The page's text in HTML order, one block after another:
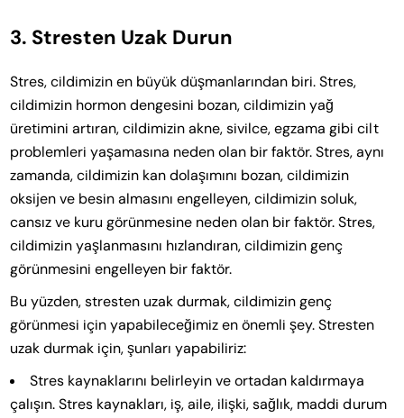
3. Stresten Uzak Durun
Stres, cildimizin en büyük düşmanlarından biri. Stres,
cildimizin hormon dengesini bozan, cildimizin yağ
üretimini artıran, cildimizin akne, sivilce, egzama gibi cilt
problemleri yaşamasına neden olan bir faktör. Stres, aynı
zamanda, cildimizin kan dolaşımını bozan, cildimizin
oksijen ve besin almasını engelleyen, cildimizin soluk,
cansız ve kuru görünmesine neden olan bir faktör. Stres,
cildimizin yaşlanmasını hızlandıran, cildimizin genç
görünmesini engelleyen bir faktör.
Bu yüzden, stresten uzak durmak, cildimizin genç
görünmesi için yapabileceğimiz en önemli şey. Stresten
uzak durmak için, şunları yapabiliriz:
Stres kaynaklarını belirleyin ve ortadan kaldırmaya
çalışın. Stres kaynakları, iş, aile, ilişki, sağlık, maddi durum